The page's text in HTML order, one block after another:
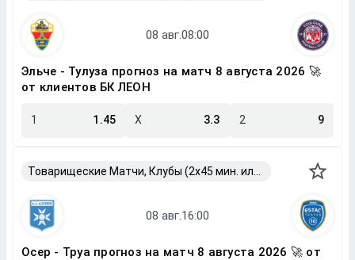
Эльче - Тулуза прогноз на матч 8 августа 2026 🚀
от клиентов БК ЛЕОН
1 1.45 X 3.3 2 9
Осер - Труа прогноз на матч 8 августа 2026 🚀 от